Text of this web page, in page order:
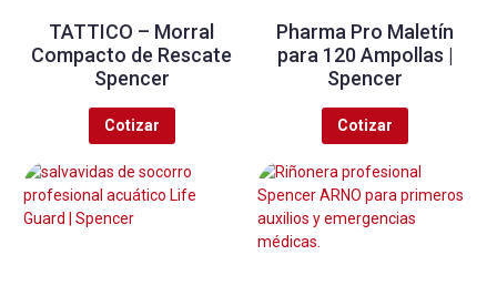
TATTICO – Morral
Compacto de Rescate
Spencer
Cotizar
Pharma Pro Maletín
para 120 Ampollas |
Spencer
Cotizar